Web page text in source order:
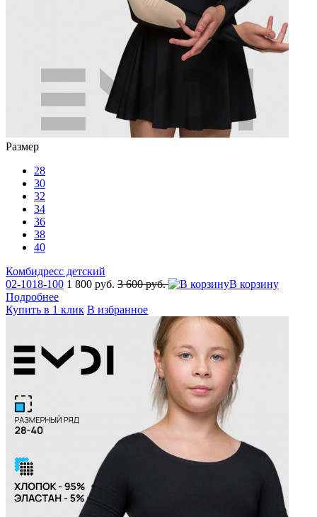
Размер
28
30
32
34
36
38
40
Комбидресс детский
02-1018-100 1 800 руб. 3 600 руб.
В корзину
Подробнее
Купить в 1 клик В избранное